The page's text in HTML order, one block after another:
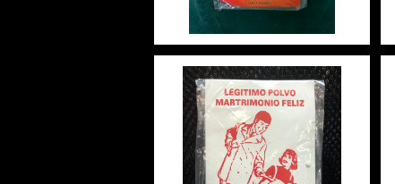
午 Horse
未 Sheep
申 Monkey
酉 Rooster
スピリチュアル
マジカルパウダー ハッピーマ
リッジ Magical Powder
Happy Marriage
¥440